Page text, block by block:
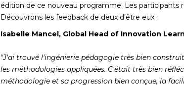
édition de ce nouveau programme. Les
Découvrons les feedback de deux d’être eux :
Isabelle Mancel, Global Head of Innovation
"J'ai trouvé l'ingénierie pédagogie très bien
les méthodologies appliquées. C'était très bien
méthodologie et sa progression bien conçue, la